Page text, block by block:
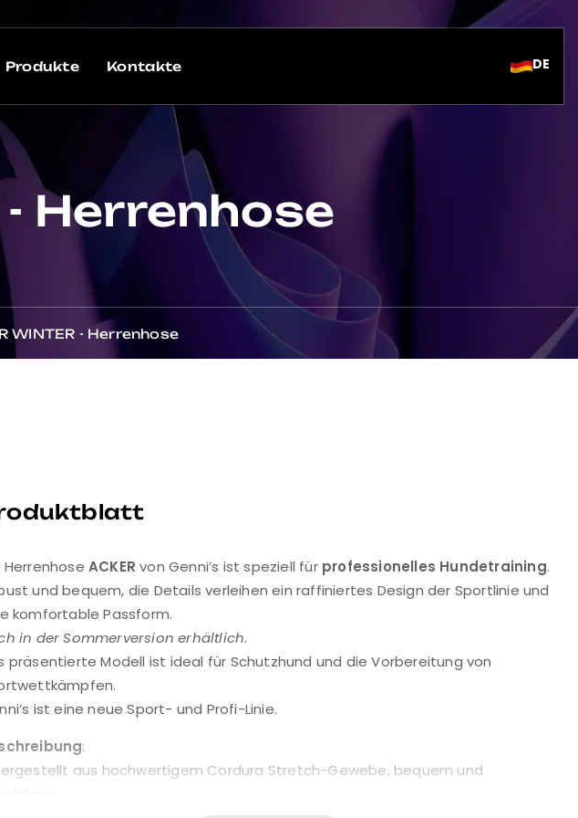
Produkte Kontakte DE
- Herrenhose
WINTER - Herrenhose
Herrenhose ACKERvon Genni’s ist speziell für professionelles Hundetraining.
und bequem, die Details verleihen ein raffiniertes Design der Sportlinie und
komfortable Passform.
in der Sommerversion erhältlich.
präsentierte Modell ist ideal für Schutzhund und die Vorbereitung von
ist eine neue Sport- und Profi-Linie.
:
aus hochwertigem Cordura Stretch-Gewebe, bequem und